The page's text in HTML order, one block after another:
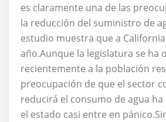
es claramente una de las
la reducción del suministro de
estudio muestra que a
año.Aunque la legislatura se ha
recientemente a la población
preocupación de que el sector
reducirá el consumo de agua
el estado casi entre en